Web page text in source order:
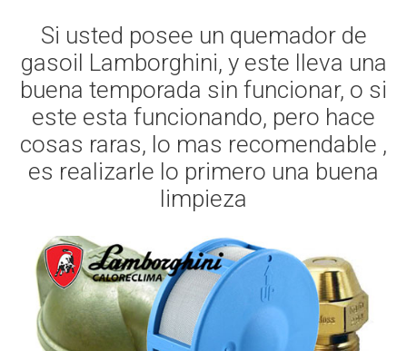
Si usted posee un quemador de
gasoil Lamborghini, y este lleva una
buena temporada sin funcionar, o si
este esta funcionando, pero hace
cosas raras, lo mas recomendable ,
es realizarle lo primero una buena
limpieza